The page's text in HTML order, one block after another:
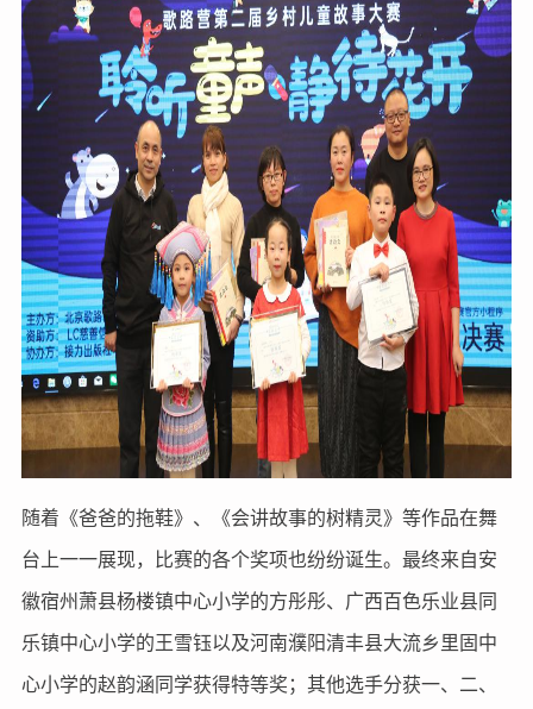
随着《爸爸的拖鞋》、《会讲故事的树精灵》等作品在舞
台上一一展现，比赛的各个奖项也纷纷诞生。最终来自安
徽宿州萧县杨楼镇中心小学的方彤彤、广西百色乐业县同
乐镇中心小学的王雪钰以及河南濮阳清丰县大流乡里固中
心小学的赵韵涵同学获得特等奖；其他选手分获一、二、